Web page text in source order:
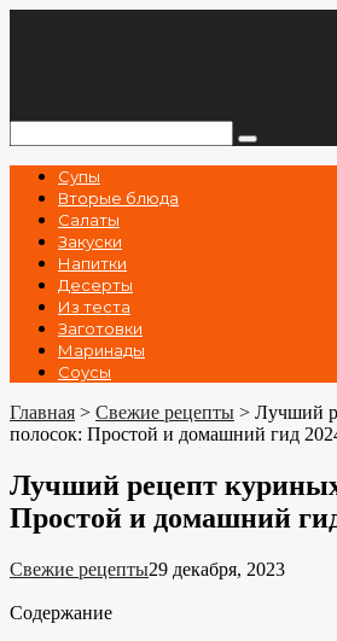
Супы
Вторые блюда
Салаты
Закуски
Напитки
Десерты
Из теста
Заготовки
Маринады
Соусы
Главная > Свежие рецепты > Лучший
полосок: Простой и домашний гид
Лучший рецепт
Простой и домашний
Свежие рецепты29 декабря, 2023
Содержание